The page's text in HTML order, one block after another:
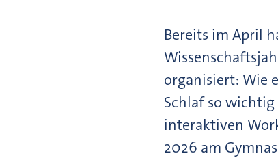
Bereits im April
organisiert: Wie
Schlaf so
interaktiven
2026 am